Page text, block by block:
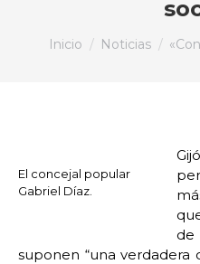
Estás aquí:
Inicio Noticias
El concejal popular
Gabriel Díaz.
suponen “una verdadera